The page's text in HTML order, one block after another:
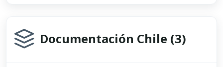
Documentación Chile (3)